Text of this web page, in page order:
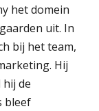
het domein
uit. In
bij het team,
Hij
de
bleef